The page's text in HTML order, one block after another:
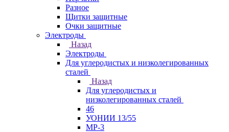
Разное
Щитки защитные
Очки защитные
Электроды
Назад
Электроды
Для углеродистых и низколегированных
сталей
Назад
Для углеродистых и
низколегированных сталей
46
УОНИИ 13/55
МР-3